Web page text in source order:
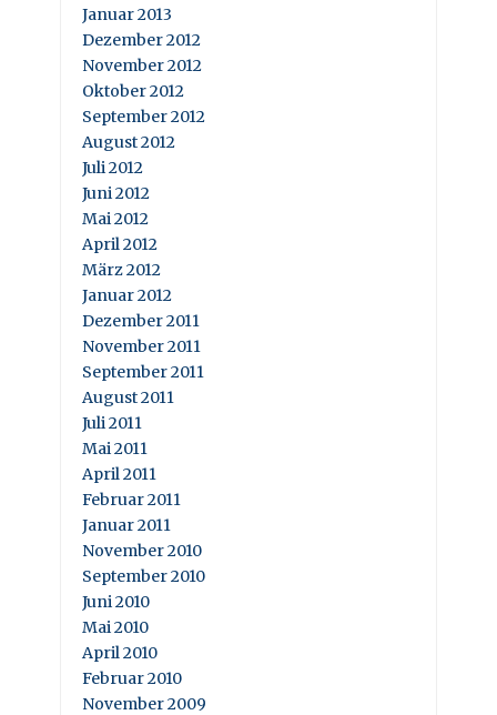
Januar 2013
Dezember 2012
November 2012
Oktober 2012
September 2012
August 2012
Juli 2012
Juni 2012
Mai 2012
April 2012
März 2012
Januar 2012
Dezember 2011
November 2011
September 2011
August 2011
Juli 2011
Mai 2011
April 2011
Februar 2011
Januar 2011
November 2010
September 2010
Juni 2010
Mai 2010
April 2010
Februar 2010
November 2009